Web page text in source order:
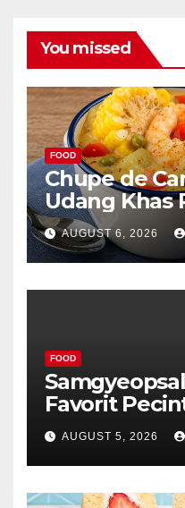
You missed
FOOD
Chupe de
Udang Khas
Lezat
AUGUST 6, 2026
FOOD
Favorit
AUGUST 5, 2026